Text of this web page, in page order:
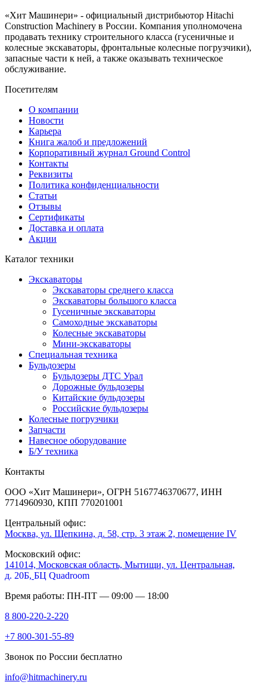
«Хит Машинери» - официальный дистрибьютор Hitachi
Construction Machinery в России. Компания уполномочена
продавать технику строительного класса (гусеничные и
колесные экскаваторы, фронтальные колесные погрузчики),
запасные части к ней, а также оказывать техническое
обслуживание.
Посетителям
О компании
Новости
Карьера
Книга жалоб и предложений
Корпоративный журнал Ground Control
Контакты
Реквизиты
Политика конфиденциальности
Статьи
Отзывы
Сертификаты
Доставка и оплата
Акции
Каталог техники
Экскаваторы
Экскаваторы среднего класса
Экскаваторы большого класса
Гусеничные экскаваторы
Самоходные экскаваторы
Колесные экскаваторы
Мини-экскаваторы
Специальная техника
Бульдозеры
Бульдозеры ДТС Урал
Дорожные бульдозеры
Китайские бульдозеры
Российские бульдозеры
Колесные погрузчики
Запчасти
Навесное оборудование
Б/У техника
Контакты
ООО «Хит Машинери», ОГРН 5167746370677, ИНН
7714960930, КПП 770201001
Центральный офис:
Москва, ул. Щепкина, д. 58, стр. 3 этаж 2, помещение IV
Московский офис:
141014, Московская область, Мытищи, ул. Центральная,
д. 20Б, БЦ Quadroom
Время работы: ПН-ПТ — 09:00 — 18:00
8 800-220-2-220
+7 800-301-55-89
Звонок по России бесплатно
info@hitmachinery.ru